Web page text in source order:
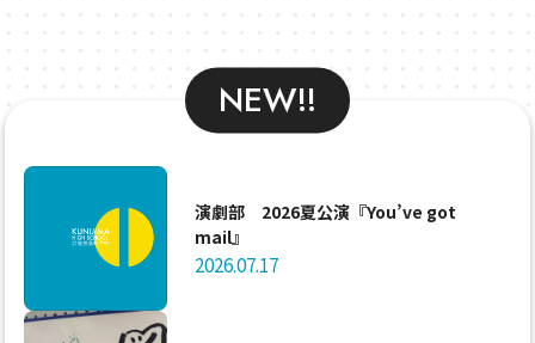
NEW!!
演劇部 2026夏公演『You’ve got
mail』
2026.07.17